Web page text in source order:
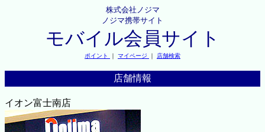
株式会社ノジマ
ノジマ携帯サイト
モバイル会員サイト
ポイント ｜ マイページ ｜ 店舗検索
店舗情報
イオン富士南店